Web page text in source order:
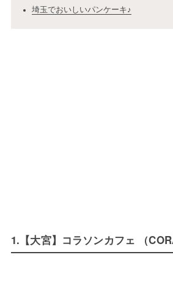
埼玉でおいしいパンケーキ♪
1.【大宮】コラソンカフェ （